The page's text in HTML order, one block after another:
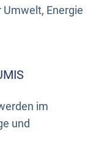
Energie
im
und